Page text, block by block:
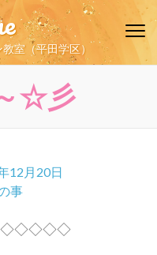
室（平田学区）
☆彡
12月20日
事